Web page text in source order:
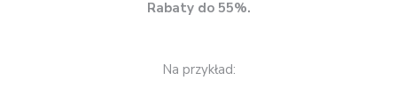
Rabaty do 55%.
Na przykład: